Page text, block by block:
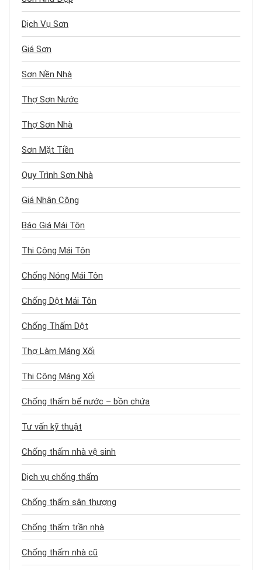
Dịch Vụ Sơn
Giá Sơn
Sơn Nền Nhà
Thợ Sơn Nước
Thợ Sơn Nhà
Sơn Mặt Tiền
Quy Trình Sơn Nhà
Giá Nhân Công
Báo Giá Mái Tôn
Thi Công Mái Tôn
Chống Nóng Mái Tôn
Chống Dột Mái Tôn
Chống Thấm Dột
Thợ Làm Máng Xối
Thi Công Máng Xối
Chống thấm bể nước – bồn chứa
Tư vấn kỹ thuật
Chống thấm nhà vệ sinh
Dịch vụ chống thấm
Chống thấm sân thượng
Chống thấm trần nhà
Chống thấm nhà cũ